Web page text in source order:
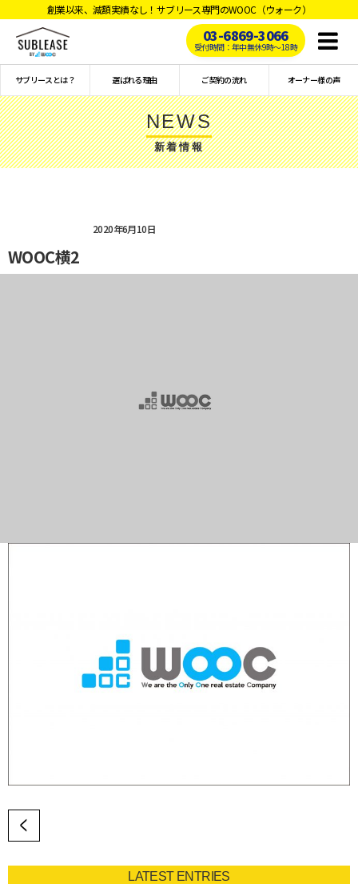
創業以来、減額実績なし！サブリース専門のWOOC（ウォーク）
03-6869-3066
受付時間：年中無休9時〜18時
サブリースとは？ 選ばれる理由 ご契約の流れ オーナー様の声
NEWS
新着情報
2020年6月10日
WOOC横2
LATEST ENTRIES